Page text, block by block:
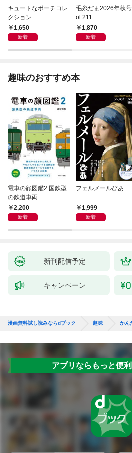
キュートなポーチコレ
クション
1,650
新着
毛糸だま2026年秋
ol.211
1,870
新着
趣味のおすすめ本
電車の顔図鑑2 国鉄型
の鉄道車両
2,200
新着
フェルメールぴあ
1,999
新着
新刊配信予定
キャンペーン
漫画無料試し読みならdブック 趣味 かん
アプリならもっと便